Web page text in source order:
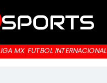
MX FUTBOL INTERNACIONAL